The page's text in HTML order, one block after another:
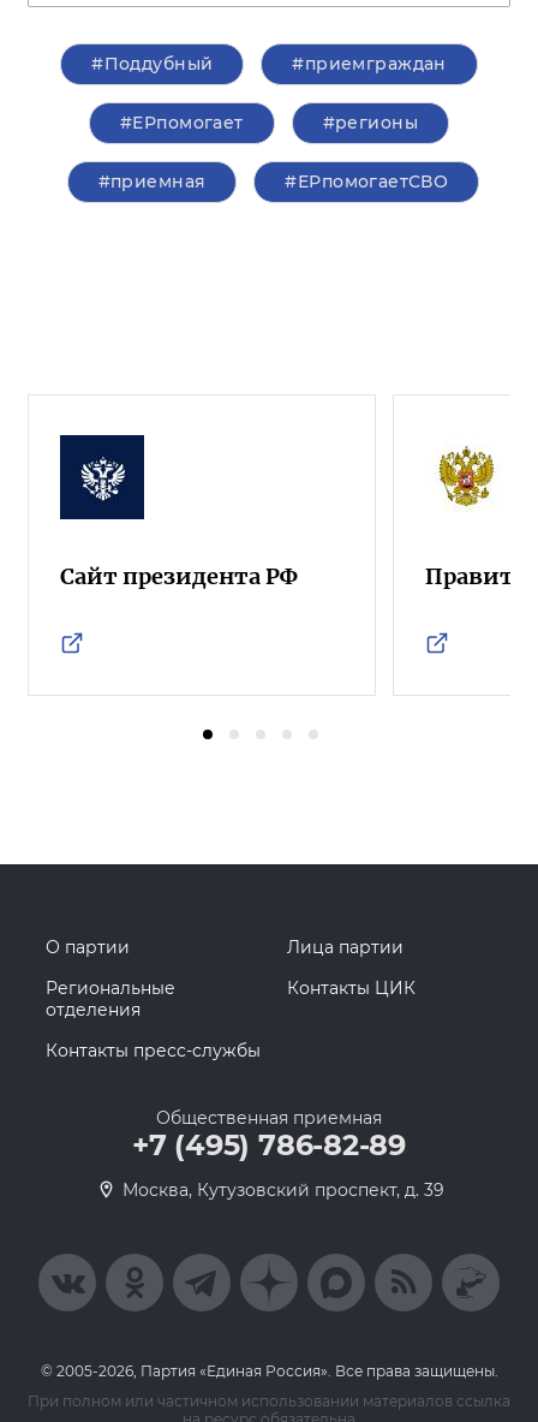
#Поддубный #приемграждан
#ЕРпомогает #регионы
#приемная #ЕРпомогаетСВО
Сайт президента РФ
О партии
Лица партии
Региональные
отделения
Контакты ЦИК
Контакты пресс-службы
Общественная приемная
+7 (495) 786-82-89
Москва, Кутузовский проспект, д. 39
© 2005-2026, Партия «Единая Россия». Все права защищены.
При полном или частичном использовании материалов ссылка